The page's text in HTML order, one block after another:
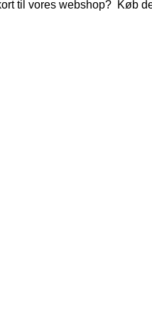
til vores webshop? Køb